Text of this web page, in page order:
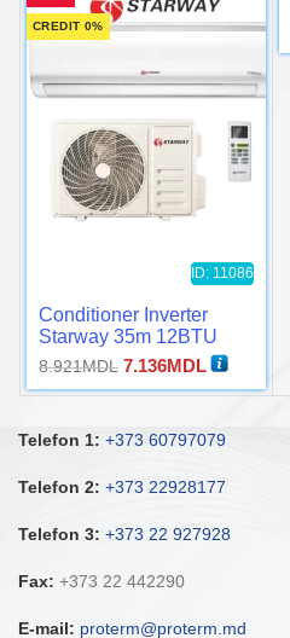
ID: 11086
CREDIT 0%
Conditioner Inverter
Starway 35m 12BTU
8.921MDL Prețul
inițial
fost:
7.136MDLPrețul
curent
7.136MDL.
Telefon 1: +373 60797079
Telefon 2: +373 22928177
Telefon 3: +373 22 927928
Fax: +373 22 442290
E-mail: proterm@proterm.md